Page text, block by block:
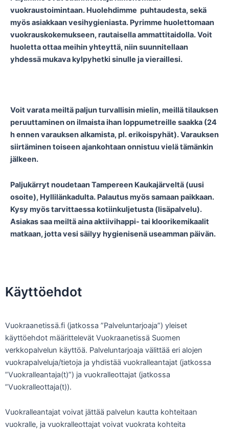
vuokraustoimintaan. Huolehdimme puhtaudesta, sekä
myös asiakkaan vesihygieniasta. Pyrimme huolettomaan
vuokrauskokemukseen, rautaisella ammattitaidolla. Voit
huoletta ottaa meihin yhteyttä, niin suunnitellaan
yhdessä mukava kylpyhetki sinulle ja vieraillesi.
Voit varata meiltä paljun turvallisin mielin, meillä tilauksen
peruuttaminen on ilmaista ihan loppumetreille saakka (24
h ennen varauksen alkamista, pl. erikoispyhät). Varauksen
siirtäminen toiseen ajankohtaan onnistuu vielä tämänkin
jälkeen.
Paljukärryt noudetaan Tampereen Kaukajärveltä (uusi
osoite), Hyllilänkadulta. Palautus myös samaan paikkaan.
Kysy myös tarvittaessa kotiinkuljetusta (lisäpalvelu).
Asiakas saa meiltä aina aktiivihappi- tai kloorikemikaalit
matkaan, jotta vesi säilyy hygienisenä useamman päivän.
Käyttöehdot
Vuokraanetissä.fi (jatkossa ”Palveluntarjoaja”) yleiset
käyttöehdot määrittelevät Vuokraanetissä Suomen
verkkopalvelun käyttöä. Palveluntarjoaja välittää eri alojen
vuokrapalveluja/tietoja ja yhdistää vuokralleantajat (jatkossa
”Vuokralleantaja(t)”) ja vuokralleottajat (jatkossa
”Vuokralleottaja(t)).
Vuokralleantajat voivat jättää palvelun kautta kohteitaan
vuokralle, ja vuokralleottajat voivat vuokrata kohteita